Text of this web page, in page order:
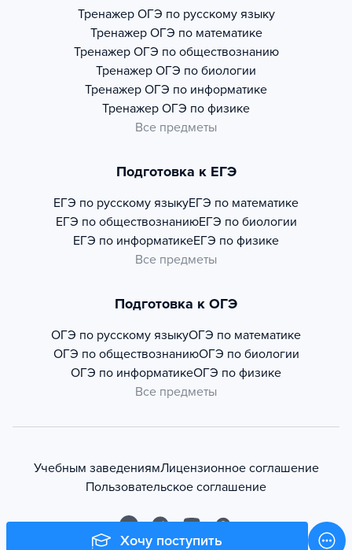
Хочу поступить
Тренажер ОГЭ по русскому языку
Тренажер ОГЭ по математике
Тренажер ОГЭ по обществознанию
Тренажер ОГЭ по биологии
Тренажер ОГЭ по информатике
Тренажер ОГЭ по физике
Все предметы
Подготовка к ЕГЭ
ЕГЭ по русскому языкуЕГЭ по математике
ЕГЭ по обществознаниюЕГЭ по биологии
ЕГЭ по информатикеЕГЭ по физике
Все предметы
Подготовка к ОГЭ
ОГЭ по русскому языкуОГЭ по математике
ОГЭ по обществознаниюОГЭ по биологии
ОГЭ по информатикеОГЭ по физике
Все предметы
Учебным заведениямЛицензионное соглашение
Пользовательское соглашение